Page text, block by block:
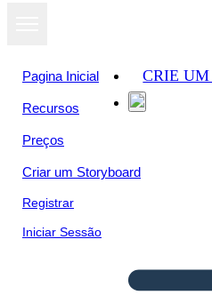
Pagina Inicial
Recursos
Preços
Criar um Storyboard
Registrar
Iniciar Sessão
CRIE